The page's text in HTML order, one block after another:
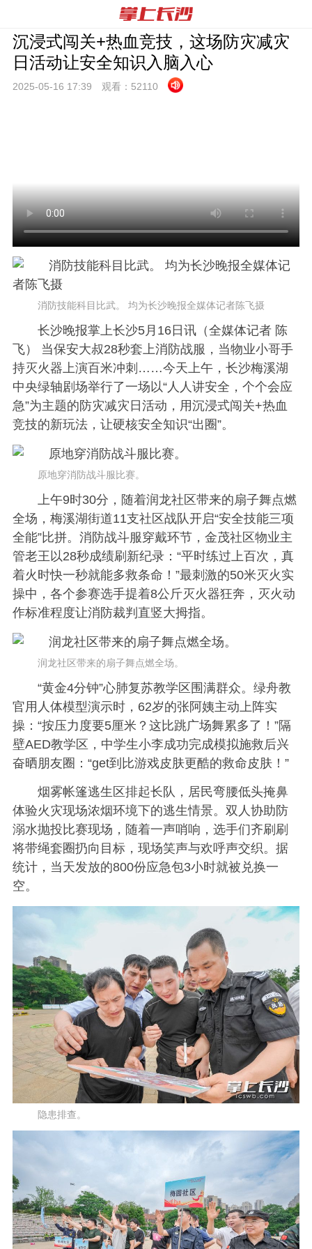
沉浸式闯关+热血竞技，这场防灾减灾
日活动让安全知识入脑入心
2025-05-16 17:39 观看： 52110
消防技能科目比武。 均为长沙晚报全媒体记者陈飞摄
长沙晚报掌上长沙5月16日讯（全媒体记者 陈
飞） 当保安大叔28秒套上消防战服，当物业小哥手
持灭火器上演百米冲刺……今天上午，长沙梅溪湖
中央绿轴剧场举行了一场以“人人讲安全，个个会应
急”为主题的防灾减灾日活动，用沉浸式闯关+热血
竞技的新玩法，让硬核安全知识“出圈”。
原地穿消防战斗服比赛。
上午9时30分，随着润龙社区带来的扇子舞点燃
全场，梅溪湖街道11支社区战队开启“安全技能三项
全能”比拼。消防战斗服穿戴环节，金茂社区物业主
管老王以28秒成绩刷新纪录：“平时练过上百次，真
着火时快一秒就能多救条命！”最刺激的50米灭火实
操中，各个参赛选手提着8公斤灭火器狂奔，灭火动
作标准程度让消防裁判直竖大拇指。
润龙社区带来的扇子舞点燃全场。
“黄金4分钟”心肺复苏教学区围满群众。绿舟教
官用人体模型演示时，62岁的张阿姨主动上阵实
操：“按压力度要5厘米？这比跳广场舞累多了！”隔
壁AED教学区，中学生小李成功完成模拟施救后兴
奋晒朋友圈：“get到比游戏皮肤更酷的救命皮肤！”
烟雾帐篷逃生区排起长队，居民弯腰低头掩鼻
体验火灾现场浓烟环境下的逃生情景。双人协助防
溺水抛投比赛现场，随着一声哨响，选手们齐刷刷
将带绳套圈扔向目标，现场笑声与欢呼声交织。据
统计，当天发放的800份应急包3小时就被兑换一
空。
隐患排查。